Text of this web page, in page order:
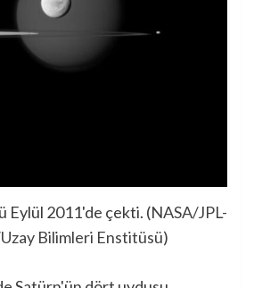
Eylül 2011'de çekti. (NASA/JPL-
Bilimleri Enstitüsü)